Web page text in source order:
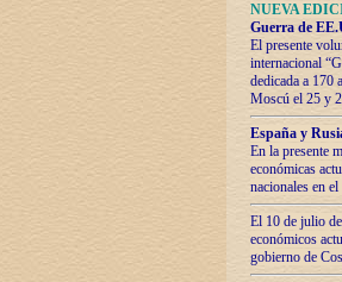
NUEVA
Guerra de
El presente
internacional
dedicada a 170
Moscú el 25 y
España y
En la presente
económicas
nacionales en
El 10 de julio
económicos
gobierno de